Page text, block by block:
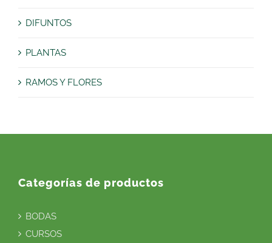
DIFUNTOS
PLANTAS
RAMOS Y FLORES
Categorías de productos
BODAS
CURSOS